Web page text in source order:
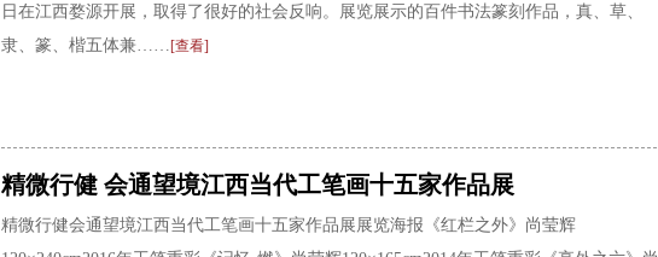
日在江西婺源开展，取得了很好的社会反响。展览展示的百件书法篆刻作品，真、草、
隶、篆、楷五体兼…… [查看]
精微行健 会通望境江西当代工笔画十五家作品展
精微行健会通望境江西当代工笔画十五家作品展展览海报《红栏之外》尚莹辉